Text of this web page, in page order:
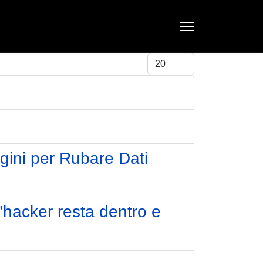
Visualizza #
per Rubare Dati
resta dentro e